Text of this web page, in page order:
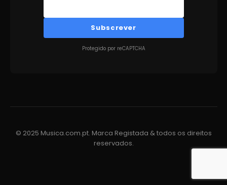
Subscrever
Protegido por reCAPTCHA
© 2025 Musica.com.pt. Marca Registada & todos os direitos
reservados.